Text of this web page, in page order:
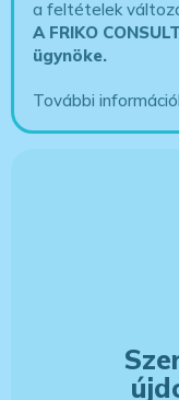
a feltételek
A FRIKO
ügynöke.
További